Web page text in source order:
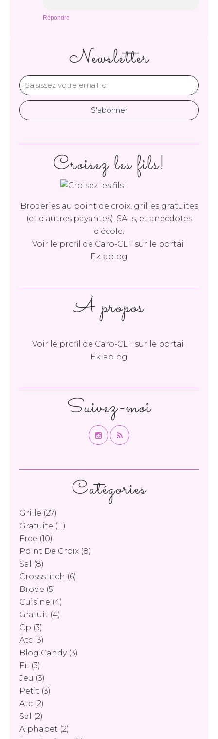
Répondre
Newsletter
Catégories
Grille (27)
Gratuite (11)
Free (10)
Point De Croix (8)
Sal
(8)
Crossstitch (6)
Brode (5)
Cuisine (4)
Gratuit (4)
Cp (3)
Atc (3)
Blog Candy(3)
Fil
(3)
Jeu (3)
Petit (3)
Atc (2)
Sal
(2)
Alphabet (2)
Croisez les fils!
Broderies au point de croix, grilles gratuites
(et d'autres payantes), SALs, et anecdotes
d'école.
Voir le profil de Caro-CLFsur le portail
Eklablog
Suivez-moi
À propos
Voir le profil de Caro-CLFsur le portail
Eklablog